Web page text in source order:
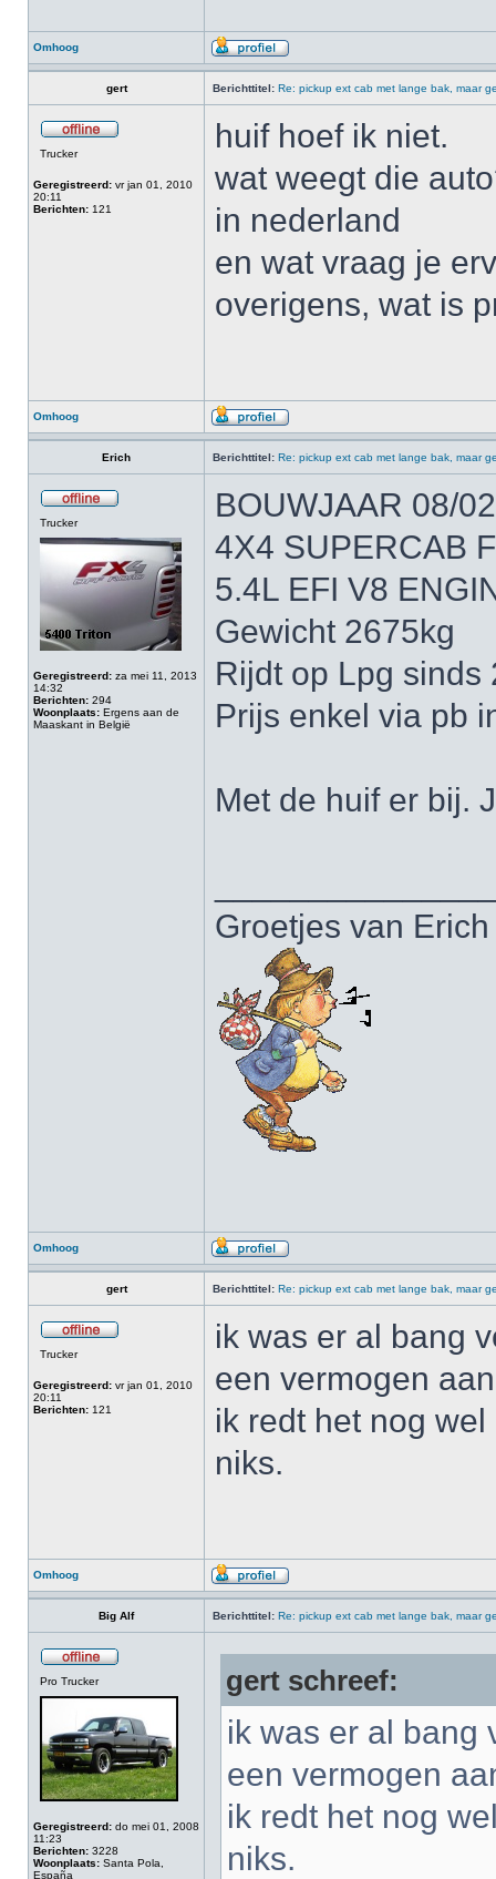
Omhoog
gert Berichttitel: Re: pickup ext cab met lange bak, maar
Trucker
Geregistreerd: vr jan 01, 2010
20:11
Berichten: 121
huif hoef ik niet.
wat weegt die
in nederland
en wat vraag je
overigens, wat is
Omhoog
Erich Berichttitel: Re: pickup ext cab met lange bak, maar
Trucker
Geregistreerd: za mei 11, 2013
14:32
Berichten: 294
Woonplaats: Ergens aan de
Maaskant in België
BOUWJAAR 08/
4X4 SUPERCAB
5.4L EFI V8
Gewicht 2675kg
Rijdt op Lpg sinds
Prijs enkel via pb
Met de huif er bij.
Groetjes van Erich
Omhoog
gert Berichttitel: Re: pickup ext cab met lange bak, maar
Trucker
Geregistreerd: vr jan 01, 2010
20:11
Berichten: 121
ik was er al bang
een vermogen
ik redt het nog
niks.
Omhoog
Big Alf Berichttitel: Re: pickup ext cab met lange bak, maar
Pro Trucker
Geregistreerd: do mei 01, 2008
11:23
Berichten: 3228
Woonplaats: Santa Pola,
España
gert schreef:
ik was er al bang
een vermogen
ik redt het nog
niks.